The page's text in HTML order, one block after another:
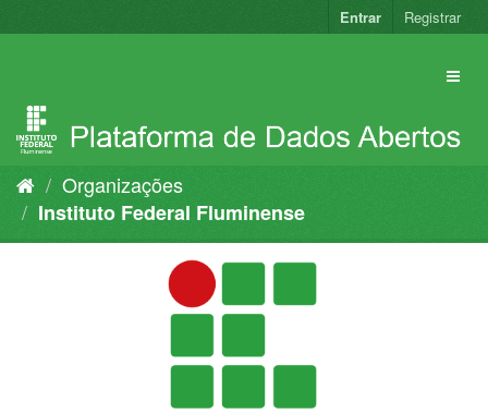
para
Entrar Registrar
Organizações
Instituto Federal Fluminense